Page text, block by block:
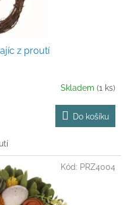
z proutí
Skladem (1 ks)
Do košíku
Kód: PRZ4004